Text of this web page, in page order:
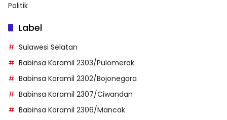
Politik
Label
Sulawesi Selatan
Babinsa Koramil 2303/Pulomerak
Babinsa Koramil 2302/Bojonegara
Babinsa Koramil 2307/Ciwandan
Babinsa Koramil 2306/Mancak